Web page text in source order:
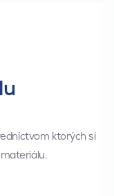
ktorých si